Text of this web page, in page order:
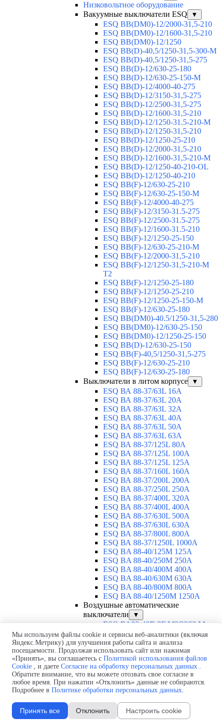
Низковольтное оборудование
Вакуумные выключатели ESQ
▼
ESQ ВВ(DM0)-12/2000-31,5-210
ESQ ВВ(DM0)-12/1600-31,5-210
ESQ ВВ(DM0)-12/1250
ESQ ВВ(D)-40,5/1250-31,5-300-М
ESQ ВВ(D)-40,5/1250-31,5-275
ESQ ВВ(D)-12/630-25-180
ESQ ВВ(D)-12/630-25-150-М
ESQ ВВ(D)-12/4000-40-275
ESQ ВВ(D)-12/3150-31,5-275
ESQ ВВ(D)-12/2500-31,5-275
ESQ ВВ(D)-12/1600-31,5-210
ESQ ВВ(D)-12/1250-31.5-210-М
ESQ ВВ(D)-12/1250-31,5-210
ESQ ВВ(D)-12/1250-25-210
ESQ BB(D)-12/2000-31,5-210
ESQ BB(D)-12/1600-31,5-210-М
ESQ BB(D)-12/1250-40-210-OL
ESQ BB(D)-12/1250-40-210
ESQ ВВ(F)-12/630-25-210
ESQ ВВ(F)-12/630-25-150-М
ESQ ВВ(F)-12/4000-40-275
ESQ ВВ(F)-12/3150-31.5-275
ESQ ВВ(F)-12/2500-31.5-275
ESQ ВВ(F)-12/1600-31.5-210
ESQ ВВ(F)-12/1250-25-150
ESQ BB(F)-12/630-25-210-М
ESQ BB(F)-12/2000-31,5-210
ESQ BB(F)-12/1250-31,5-210-М
T2
ESQ BB(F)-12/1250-25-180
ESQ ВВ(F)-12/1250-25-210
ESQ ВВ(F)-12/1250-25-150-М
ESQ BB(F)-12/630-25-180
ESQ ВВ(DM0)-40.5/1250-31,5-280
ESQ ВВ(DM0)-12/630-25-150
ESQ ВВ(DM0)-12/1250-25-150
ESQ BB(D)-12/630-25-150
ESQ ВВ(F)-40,5/1250-31,5-275
ESQ ВВ(F)-12/630-25-210
ESQ ВВ(F)-12/630-25-180
Выключатели в литом корпусе
▼
ESQ ВА 88-37/63L 16A
ESQ ВА 88-37/63L 20A
ESQ ВА 88-37/63L 32A
ESQ ВА 88-37/63L 40A
ESQ ВА 88-37/63L 50A
ESQ ВА 88-37/63L 63A
ESQ ВА 88-37/125L 80A
ESQ ВА 88-37/125L 100A
ESQ ВА 88-37/125L 125A
ESQ ВА 88-37/160L 160A
ESQ ВА 88-37/200L 200A
ESQ ВА 88-37/250L 250A
ESQ ВА 88-37/400L 320A
ESQ ВА 88-37/400L 400A
ESQ ВА 88-37/630L 500A
ESQ ВА 88-37/630L 630A
ESQ ВА 88-37/800L 800A
ESQ ВА 88-37/1250L 1000A
ESQ BA 88-40/125M 125A
ESQ BA 88-40/250M 250A
ESQ BA 88-40/400M 400A
ESQ BA 88-40/630М 630A
ESQ BA 88-40/800M 800A
ESQ BA 88-40/1250М 1250A
Воздушные автоматические
выключатели
▼
ESQ ВА99-40B 3F M2C2S2 M
2500A
ESQ ВА99-40A 3F M2C2S2 М
800A
ESQ ВА99-40A 3F M2C2S2 М
630A
ESQ ВА99-40A 3F M2C2S2 М
2000A
ESQ ВА99-40A 3F M2C2S2 М
1600A
ESQ ВА99-40A 3F M2C2S2 М
Мы используем файлы cookie и сервисы веб-аналитики (включая
Яндекс.Метрику) для улучшения работы сайта и анализа
посещаемости. Продолжая использовать сайт или нажимая
«Принять», вы соглашаетесь с Политикой использования файлов
Cookie , и даете Согласие на обработку персональных данных .
Обратите внимание, что вы можете отозвать свое согласие в
любое время. При нажатии «Отклонить» данные не собираются.
Подробнее в Политике обработки персональных данных.
Принять все Отклонить Настроить cookie